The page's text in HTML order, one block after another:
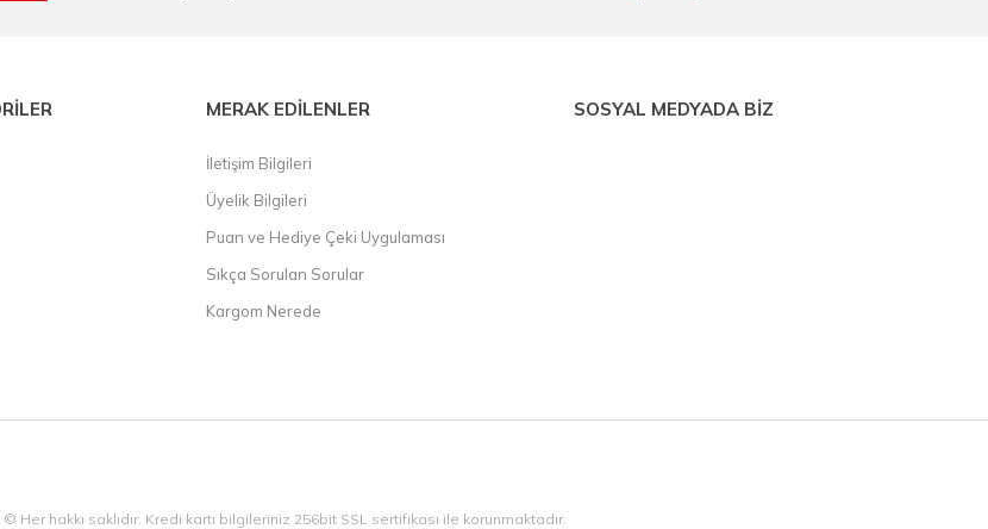
MERAK EDİLENLER
İletişim Bilgileri
Üyelik Bilgileri
Puan ve Hediye Çeki Uygulaması
Sıkça Sorulan Sorular
Kargom Nerede
SOSYAL MEDYADA BİZ
Her hakkı saklıdır. Kredi kartı bilgileriniz 256bit SSL sertifikası ile korunmaktadır.